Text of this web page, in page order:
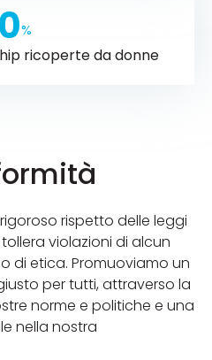
ricoperte da donne
0%
rispetto delle leggi
violazioni di alcun
di etica. Promuoviamo un
per tutti, attraverso la
norme e politiche e una
nella nostra